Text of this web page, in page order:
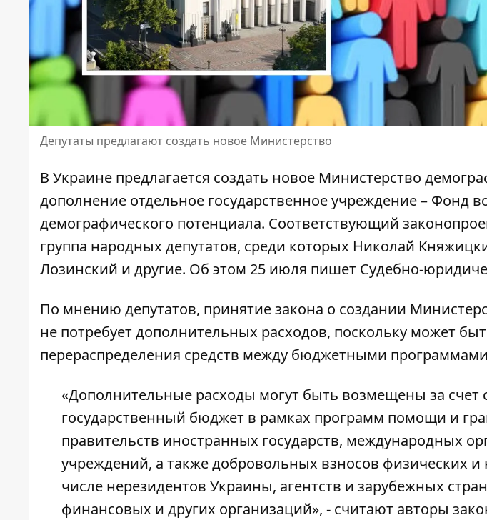
Депутаты предлагают создать новое Министерство
В Украине предлагается создать новое Министерство
дополнение отдельное государственное учреждение – Фонд
демографического потенциала. Соответствующий
группа народных депутатов, среди которых Николай
Лозинский и другие. Об этом 25 июля пишет Судебно-
По мнению депутатов, принятие закона о создании
не потребует дополнительных расходов, поскольку может
перераспределения средств между бюджетными
«Дополнительные расходы могут быть возмещены за счет
государственный бюджет в рамках программ помощи и
правительств иностранных государств, международных
учреждений, а также добровольных взносов физических
числе нерезидентов Украины, агентств и зарубежных
финансовых и других организаций», - считают авторы